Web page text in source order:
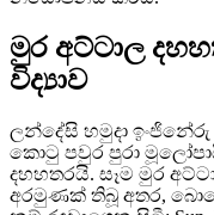
මුර අට්ටාල
විද්‍යාව
ලන්දේසි හමුදා
කොටු පවුර පුරා
දහහතරයි. සෑම මුර
අරමුණක් තිබූ අතර,